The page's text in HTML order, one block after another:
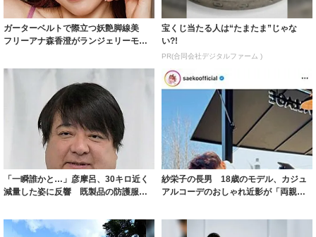
ガーターベルトで際立つ妖艶脚線美
フリーアナ森香澄がランジェリーモデ
宝くじ当たる人は“たまたま”じゃな
い?!
PR(合同会社デジタルファーム )
「一瞬誰かと…」彦摩呂、30キロ近く
減量した姿に反響 既製品の防護服が
紗栄子の長男 18歳のモデル、カジュ
アルコーデのおしゃれ近影が「両親の